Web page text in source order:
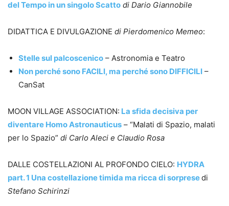
del Tempo in un singolo Scatto di Dario Giannobile
DIDATTICA E DIVULGAZIONE di Pierdomenico Memeo:
Stelle sul palcoscenico – Astronomia e Teatro
Non perché sono FACILI, ma perché sono DIFFICILI –
CanSat
MOON VILLAGE ASSOCIATION: La sfida decisiva per
diventare Homo Astronauticus – “Malati di Spazio, malati
per lo Spazio” di Carlo Aleci e Claudio Rosa
DALLE COSTELLAZIONI AL PROFONDO CIELO: HYDRA
part. 1 Una costellazione timida ma ricca di sorpresedi
Stefano Schirinzi